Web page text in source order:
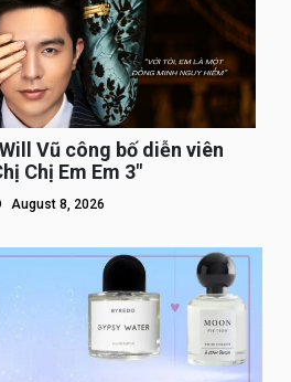
Vũ công bố diễn viên
Chị Em Em 3″
August 8, 2026